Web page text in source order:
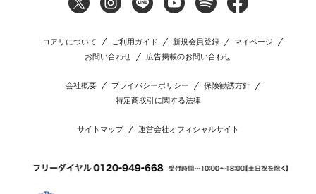
コアリについて ご利用ガイド 新規会員登録
マイページ
お問い合わせ
広告掲載のお問い合わせ
会社概要 プライバシーポリシー
保険勧誘方針
特定商取引に関する法律
サイトマップ 運営会社オフィシャルサイト